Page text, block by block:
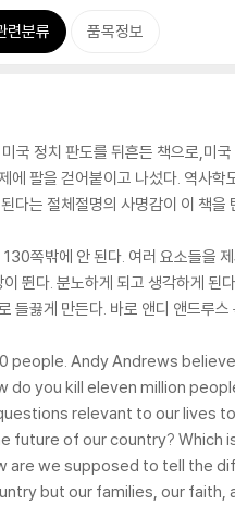
련분류 품목정보
국 정치 판도를 뒤흔든 책으로,미국
에 팔을 걷어붙이고 나섰다. 역사
다는 절체절명의 사명감이 이 책
쪽밖에 안 된다. 여러 요소들을
뛴다. 분노하게 되고 생각하게 된
들끓게 만든다. 바로 앤디 앤드루
people. Andy Andrews
you kill eleven million
relevant to our lives
future of our country?
are we supposed to tell the
but our families, our faith,